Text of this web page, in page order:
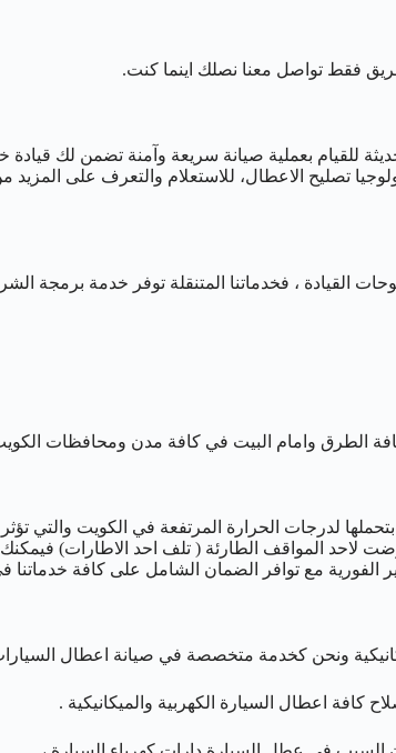
فقط تواصل معنا نصلك اينما كنت.
للقيام بعملية صيانة سريعة وآمنة تضمن لك قيادة
تصليح الاعطال، للاستعلام والتعرف على المزيد
، فخدماتنا المتنقلة توفر خدمة برمجة
الطرق وامام البيت في كافة مدن ومحافظات
لدرجات الحرارة المرتفعة في الكويت والتي
لاحد المواقف الطارئة ( تلف احد الاطارات)
الفورية مع توافر الضمان الشامل على كافة خدماتنا
ونحن كخدمة متخصصة في صيانة اعطال
اعطال السيارة الكهربية والميكانيكية .